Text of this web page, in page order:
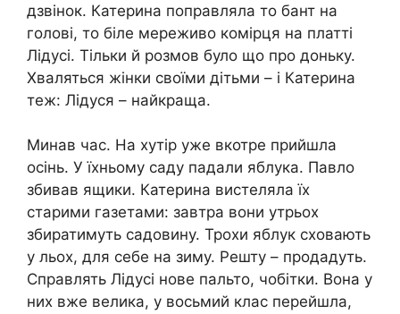
дзвінок. Катерина поправляла то бант на
голові, то біле мереживо комірця на платті
Лідусі. Тільки й розмов було що про доньку.
Хваляться жінки своїми дітьми – і Катерина
теж: Лідуся – найкраща.
Минав час. На хутір уже вкотре прийшла
осінь. У їхньому саду падали яблука. Павло
збивав ящики. Катерина вистеляла їх
старими газетами: завтра вони утрьох
збиратимуть садовину. Трохи яблук сховають
у льох, для себе на зиму. Решту – продадуть.
Справлять Лідусі нове пальто, чобітки. Вона у
них вже велика, у восьмий клас перейшла,